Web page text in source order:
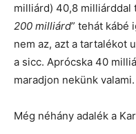
milliárd) 40,8 milliárddal
200 milliárd” tehát kábé
nem az, azt a tartalékot
a sicc. Aprócska 40
maradjon nekünk valami.
Még néhány adalék a